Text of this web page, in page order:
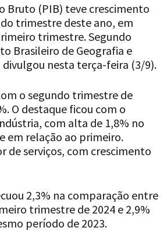
Bruto (PIB) teve crescimento
trimestre deste ano, em
trimestre. Segundo
Brasileiro de Geografia e
divulgou nesta terça-feira (3/9).
o segundo trimestre de
O destaque ficou com o
com alta de 1,8% no
em relação ao primeiro.
de serviços, com crescimento
2,3% na comparação entre
trimestre de 2024 e 2,9%
período de 2023.